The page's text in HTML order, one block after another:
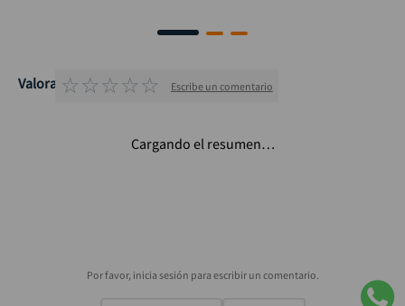
Valoraciones
☆☆☆☆☆ Escribe un comentario
Cargando el resumen…